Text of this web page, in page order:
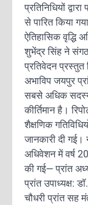
प्रतिनिधियों
से पारित किया
ऐतिहासिक वृद्धि
शुभेंद्र सिंह ने
प्रतिवेदन प्रस्तुत
अभाविप जयपुर
सबसे अधिक
कीर्तिमान है।
शैक्षणिक
जानकारी दी गई।
अधिवेशन में वर्ष
की गई— प्रांत
प्रांत उपाध्यक्ष:
चौधरी प्रांत सह